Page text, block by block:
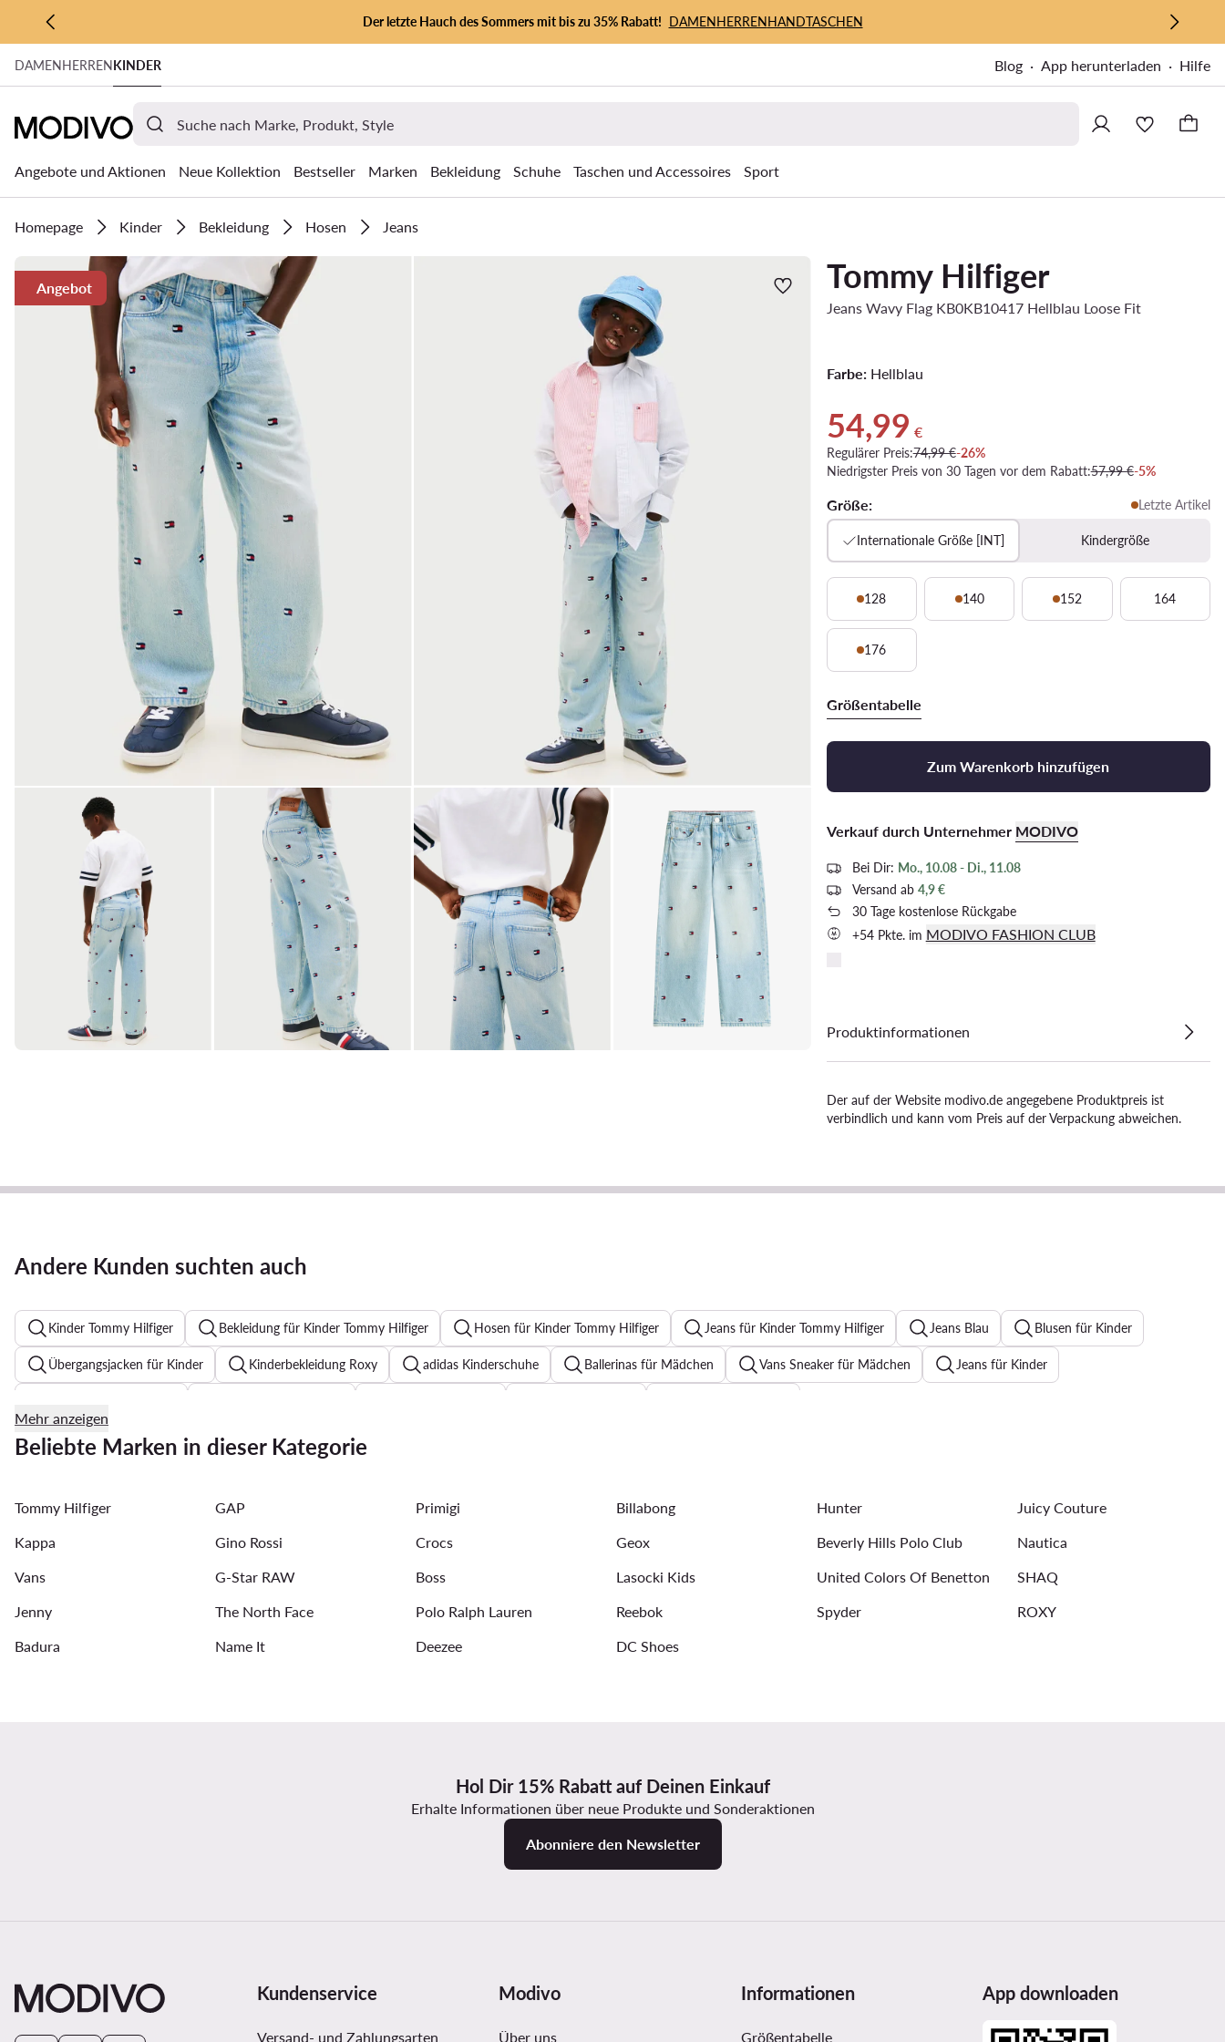
ZUM HAUPTINHALT SPRINGEN
ZUR SUCHE
Der letzte Hauch des Sommers mit bis zu 35% Rabatt! DAMENHERRENHANDTASCHEN
DAMENHERRENKINDER Blog App herunterladen Hilfe
Angebote und Aktionen Neue Kollektion Bestseller Marken Bekleidung Schuhe Taschen und Accessoires Sport
Homepage Kinder Bekleidung Hosen Jeans
Angebot Tommy Hilfiger
Jeans Wavy Flag KB0KB10417 Hellblau Loose Fit
Farbe:Hellblau
Aktueller Preis 54,99 €
54,99 €
Regulärer Preis:74,99 €-26%
Niedrigster Preis von 30 Tagen vor dem Rabatt:57,99 €-5%
Größe: Letzte Artikel
Internationale Größe [INT] Kindergröße
128 140 152 164
176
Größentabelle
Zum Warenkorb hinzufügen
Verkauf durch Unternehmer MODIVO
Bei Dir: Mo., 10.08 - Di., 11.08
Versand ab 4,9 €
30 Tage kostenlose Rückgabe
+54 Pkte. im MODIVO FASHION CLUB
Produktinformationen
Der auf der Website modivo.de angegebene Produktpreis ist
verbindlich und kann vom Preis auf der Verpackung abweichen.
Andere Kunden suchten auch
Kinder Tommy Hilfiger Bekleidung für Kinder Tommy Hilfiger Hosen für Kinder Tommy Hilfiger Jeans für Kinder Tommy Hilfiger Jeans Blau Blusen für Kinder
Übergangsjacken für Kinder Kinderbekleidung Roxy adidas Kinderschuhe Ballerinas für Mädchen Vans Sneaker für Mädchen Jeans für Kinder
Hosen für Kinder Caps für Kinder Pyjamas für Kinder
Sandalen für Jungen Puma Kinderschuhe Poloshirts für Kinder
Mehr anzeigen
Beliebte Marken in dieser Kategorie
Tommy Hilfiger GAP Primigi Billabong Hunter
Juicy Couture
Kappa
Gino Rossi Crocs Geox Beverly Hills Polo Club
Nautica
Vans
G-Star RAW Boss Lasocki Kids United Colors Of Benetton
SHAQ
Jenny
The North Face Polo Ralph Lauren Reebok Spyder
ROXY
Badura
Name It Deezee DC Shoes
Hol Dir 15% Rabatt auf Deinen Einkauf
Erhalte Informationen über neue Produkte und Sonderaktionen
Abonniere den Newsletter
Kundenservice
Versand- und Zahlungsarten
Modivo
Über uns
Informationen
Größentabelle
App downloaden